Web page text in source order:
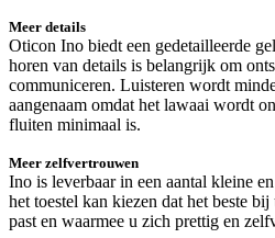
Meer details
Oticon Ino biedt een gedetailleerde
horen van details is belangrijk om
communiceren. Luisteren wordt
aangenaam omdat het lawaai wordt
fluiten minimaal is.
Meer zelfvertrouwen
Ino is leverbaar in een aantal kleine
het toestel kan kiezen dat het beste
past en waarmee u zich prettig en